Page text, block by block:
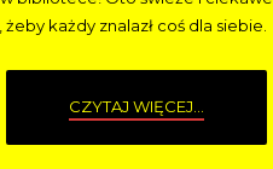
każdy znalazł coś dla siebie.
CZYTAJ WIĘCEJ...